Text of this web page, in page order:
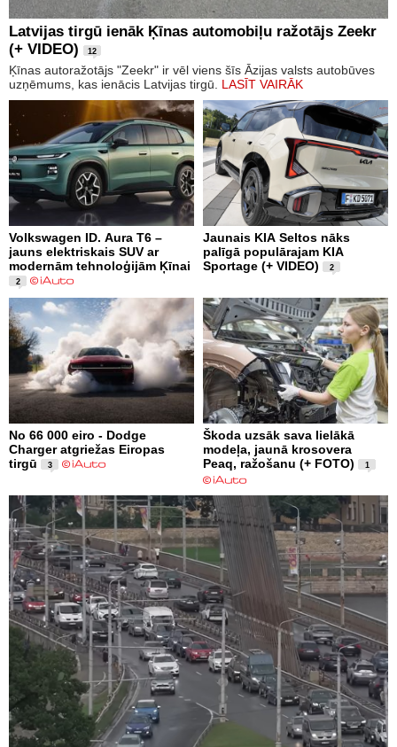
Latvijas tirgū ienāk Ķīnas automobiļu ražotājs Zeekr
(+ VIDEO)
12
Ķīnas autoražotājs "Zeekr" ir vēl viens šīs Āzijas valsts autobūves
uzņēmums, kas ienācis Latvijas tirgū. LASĪT VAIRĀK
Volkswagen ID. Aura T6 –
jauns elektriskais SUV ar
modernām tehnoloģijām Ķīnai
2
Jaunais KIA Seltos nāks
palīgā populārajam KIA
Sportage (+ VIDEO)
2
No 66 000 eiro - Dodge
Charger atgriežas Eiropas
tirgū
3
Škoda uzsāk sava lielākā
modeļa, jaunā krosovera
Peaq, ražošanu (+ FOTO)
1